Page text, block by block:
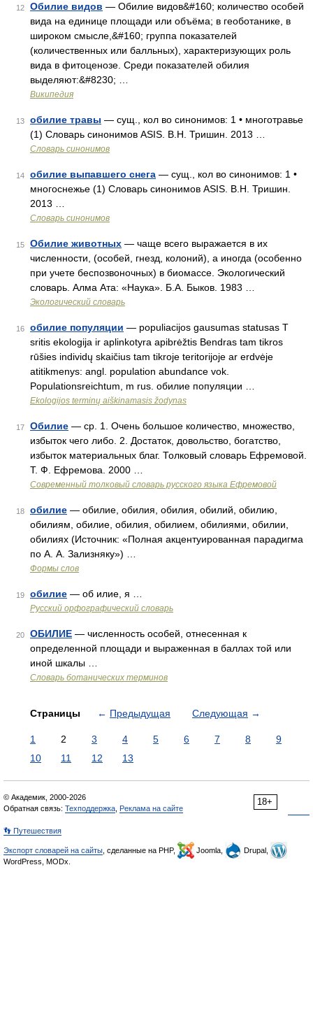
12 Обилие видов — Обилие видов&#160; количество особей
вида на единице площади или объёма; в геоботанике, в
широком смысле,&#160; группа показателей
(количественных или балльных), характеризующих роль
вида в фитоценозе. Среди показателей обилия
выделяют:&#8230; …
Википедия
13 обилие травы — сущ., кол во синонимов: 1 • многотравье
(1) Словарь синонимов ASIS. В.Н. Тришин. 2013 …
Словарь синонимов
14 обилие выпавшего снега — сущ., кол во синонимов: 1 •
многоснежье (1) Словарь синонимов ASIS. В.Н. Тришин.
2013 …
Словарь синонимов
15 Обилие животных — чаще всего выражается в их
численности, (особей, гнезд, колоний), а иногда (особенно
при учете беспозвоночных) в биомассе. Экологический
словарь. Алма Ата: «Наука». Б.А. Быков. 1983 …
Экологический словарь
16 обилие популяции — populiacijos gausumas statusas T
sritis ekologija ir aplinkotyra apibrėžtis Bendras tam tikros
rūšies individų skaičius tam tikroje teritorijoje ar erdvėje
atitikmenys: angl. population abundance vok.
Populationsreichtum, m rus. обилие популяции …
Ekologijos terminų aiškinamasis žodynas
17 Обилие — ср. 1. Очень большое количество, множество,
избыток чего либо. 2. Достаток, довольство, богатство,
избыток материальных благ. Толковый словарь Ефремовой.
Т. Ф. Ефремова. 2000 …
Современный толковый словарь русского языка Ефремовой
18 обилие — обилие, обилия, обилия, обилий, обилию,
обилиям, обилие, обилия, обилием, обилиями, обилии,
обилиях (Источник: «Полная акцентуированная парадигма
по А. А. Зализняку») …
Формы слов
19 обилие — об илие, я …
Русский орфографический словарь
20 ОБИЛИЕ — численность особей, отнесенная к
определенной площади и выраженная в баллах той или
иной шкалы …
Словарь ботанических терминов
Страницы ← Предыдущая Следующая →
1 2 3 4 5 6 7 8
9
10
11 12 13
18+
© Академик, 2000-2026
Обратная связь: Техподдержка Реклама на сайте
👣 Путешествия
Экспорт словарей на сайты , сделанные на PHP, Joomla,
Drupal,
WordPress, MODx.